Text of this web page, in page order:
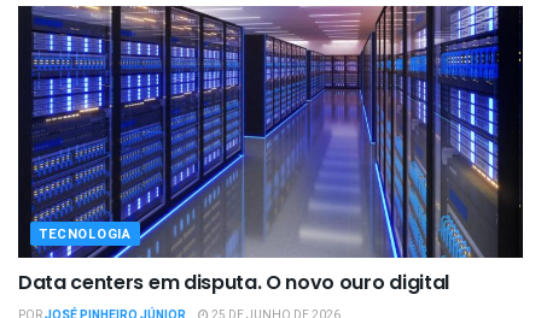
TECNOLOGIA
Data centers em disputa. O novo ouro digital